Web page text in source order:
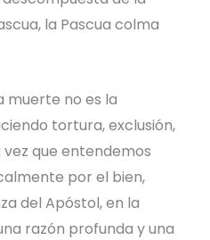
la Pascua colma
muerte no es la
tortura, exclusión,
que entendemos
por el bien,
del Apóstol, en la
razón profunda y una